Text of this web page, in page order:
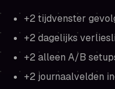
+2 tijdvenster
+2 dagelijks
+2 alleen A/B
+2 journaalvelden